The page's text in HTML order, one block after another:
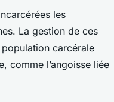
les
La gestion de ces
carcérale
comme l’angoisse liée